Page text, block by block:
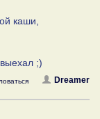
каши,
;)
Dreamer